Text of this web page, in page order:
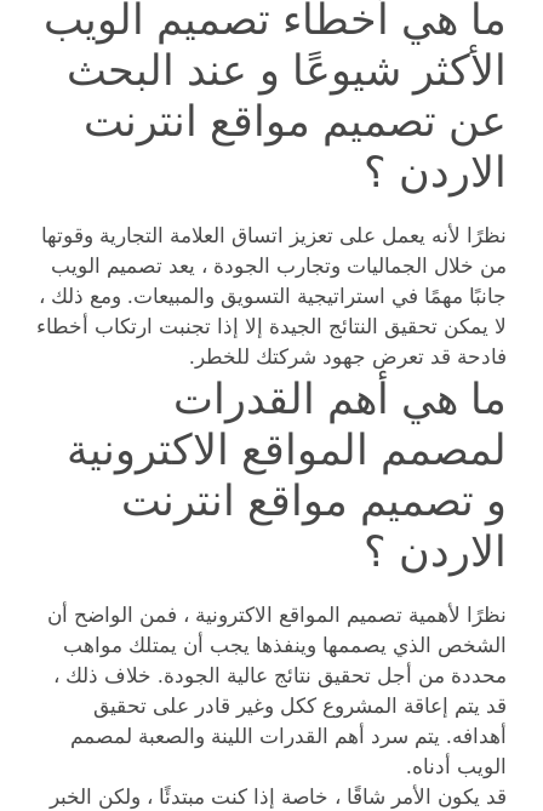
ما هي أخطاء تصميم الويب
الأكثر شيوعًا و عند البحث
عن تصميم مواقع انترنت
الاردن ؟
نظرًا لأنه يعمل على تعزيز اتساق العلامة التجارية وقوتها
من خلال الجماليات وتجارب الجودة ، يعد تصميم الويب
جانبًا مهمًا في استراتيجية التسويق والمبيعات. ومع ذلك ،
لا يمكن تحقيق النتائج الجيدة إلا إذا تجنبت ارتكاب أخطاء
فادحة قد تعرض جهود شركتك للخطر.
ما هي أهم القدرات
لمصمم المواقع الاكترونية
و تصميم مواقع انترنت
الاردن ؟
نظرًا لأهمية تصميم المواقع الاكترونية ، فمن الواضح أن
الشخص الذي يصممها وينفذها يجب أن يمتلك مواهب
محددة من أجل تحقيق نتائج عالية الجودة. خلاف ذلك ،
قد يتم إعاقة المشروع ككل وغير قادر على تحقيق
أهدافه. يتم سرد أهم القدرات اللينة والصعبة لمصمم
الويب أدناه.
قد يكون الأمر شاقًا ، خاصة إذا كنت مبتدئًا ، ولكن الخبر